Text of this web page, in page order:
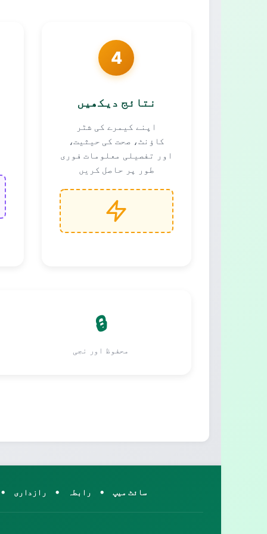
4
نتائج دیکھیں
اپنے کیمرے کی شٹر
کاؤنٹ، صحت کی حیثیت،
اور تفصیلی معلومات فوری
طور پر حاصل کریں
🔒
محفوظ اور نجی
• رازداری • رابطہ • سائٹ میپ